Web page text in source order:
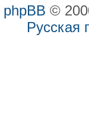
phpBB ©
Русская